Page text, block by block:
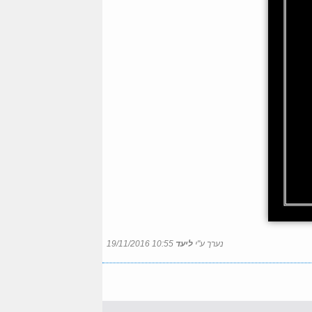
נערך ע"י ליעד 19/11/2016 10:55